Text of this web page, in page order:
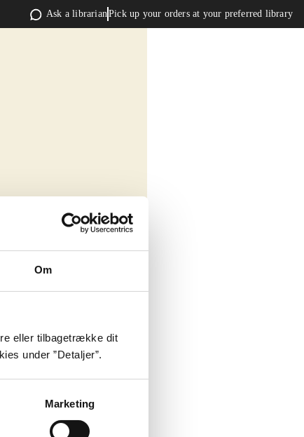
Om
eller tilbagetrække dit
under ”Detaljer”.
Marketing
Ask a librarianPick up your orders at your preferred library